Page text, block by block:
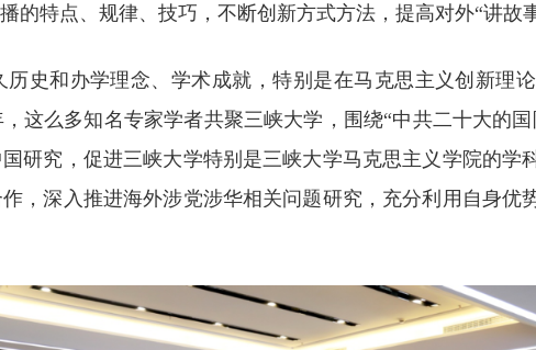
的特点、规律、技巧，不断创新方式方法，提高对外“讲故
史和办学理念、学术成就，特别是在马克思主义创新理
这么多知名专家学者共聚三峡大学，围绕“中共二十大的
研究，促进三峡大学特别是三峡大学马克思主义学院的学
，深入推进海外涉党涉华相关问题研究，充分利用自身优